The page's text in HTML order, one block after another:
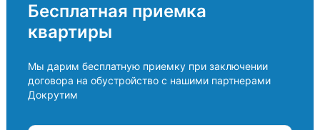
Бесплатная приемка
квартиры
Мы дарим бесплатную приемку при заключении
договора на обустройство с нашими партнерами
Докрутим